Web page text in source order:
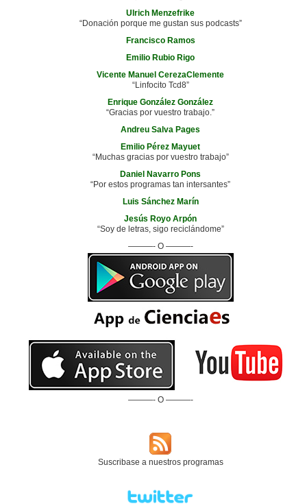
Ulrich Menzefrike
“Donación porque me gustan sus podcasts”
Francisco Ramos
Emilio Rubio Rigo
Vicente Manuel CerezaClemente
“Linfocito Tcd8”
Enrique González González
“Gracias por vuestro trabajo.”
Andreu Salva Pages
Emilio Pérez Mayuet
“Muchas gracias por vuestro trabajo”
Daniel Navarro Pons
“Por estos programas tan intersantes”
Luis Sánchez Marín
Jesús Royo Arpón
“Soy de letras, sigo reciclándome”
———- O ———-
———- O ———-
Suscribase a nuestros programas